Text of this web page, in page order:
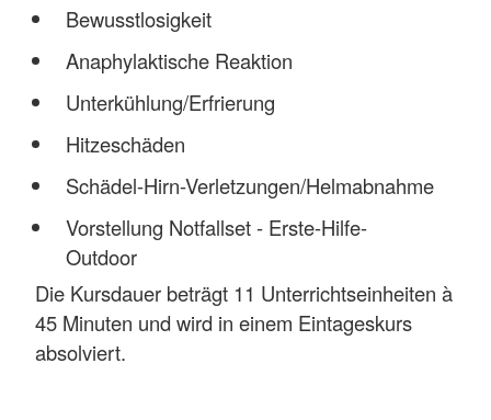
Bewusstlosigkeit
Anaphylaktische Reaktion
Unterkühlung/Erfrierung
Hitzeschäden
Schädel-Hirn-Verletzungen/Helmabnahme
Vorstellung Notfallset - Erste-Hilfe-
Outdoor
Die Kursdauer beträgt 11 Unterrichtseinheiten à
45 Minuten und wird in einem Eintageskurs
absolviert.